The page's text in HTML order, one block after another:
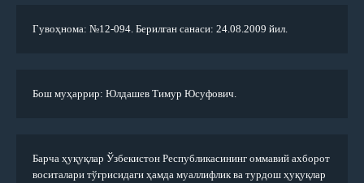
Гувоҳнома: №12-094. Берилган санаси: 24.08.2009 йил.
Бош муҳаррир: Юлдашев Тимур Юсуфович.
Барча ҳуқуқлар Ўзбекистон Республикасининг оммавий ахборот
воситалари тўғрисидаги ҳамда муаллифлик ва турдош ҳуқуқлар